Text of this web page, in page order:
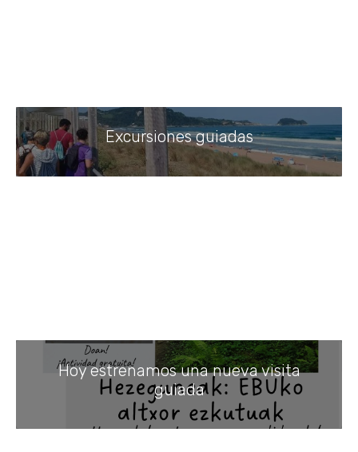
Excursiones guiadas
Hoy estrenamos una nueva visita
guiada